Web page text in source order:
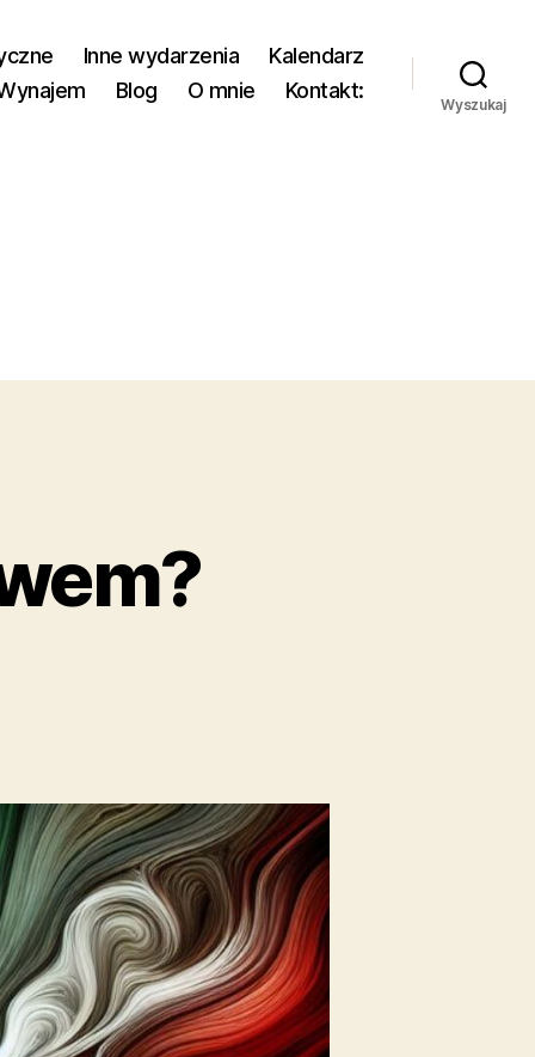
Inne wydarzenia
Kalendarz
Blog O mnie Kontakt:
Wyszukaj